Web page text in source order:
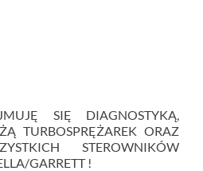
SIĘ DIAGNOSTYKĄ,
TURBOSPRĘŻAREK ORAZ
STEROWNIKÓW
GARRETT !